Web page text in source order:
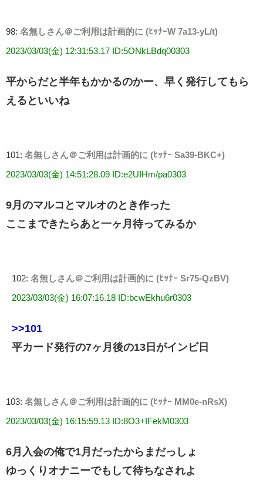
98: 名無しさん＠ご利用は計画的に (ﾋｯﾅｰW 7a13-yL/t)
2023/03/03(金) 12:31:53.17 ID:5ONkLBdq00303
平からだと半年もかかるのかー、早く発行してもら
えるといいね
101: 名無しさん＠ご利用は計画的に (ﾋｯﾅｰ Sa39-BKC+)
2023/03/03(金) 14:51:28.09 ID:e2UIHm/pa0303
9月のマルコとマルオのとき作った
ここまできたらあと一ヶ月待ってみるか
102: 名無しさん＠ご利用は計画的に (ﾋｯﾅｰ Sr75-QzBV)
2023/03/03(金) 16:07:16.18 ID:bcwEkhu6r0303
>>101
平カード発行の7ヶ月後の13日がインビ日
103: 名無しさん＠ご利用は計画的に (ﾋｯﾅｰ MM0e-nRsX)
2023/03/03(金) 16:15:59.13 ID:8O3+IFekM0303
6月入会の俺で1月だったからまだっしょ
ゆっくりオナニーでもして待ちなされよ